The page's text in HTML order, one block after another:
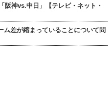
神vs.中日」【テレビ・ネット・
ム差が縮まっていることについて問